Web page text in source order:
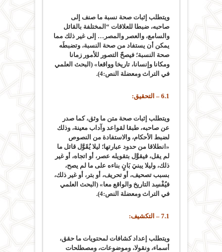
ويتطلب إثبات صحة نسبة ما صنف إلى
صاحبه، ضبطا للعلاقات “المختلفة بالقائل
والسامع، والعصر والمصر… إلى غير ذلك مما
يمكن أن يستفاد من صحة النسبة، وتضبطَه
صحة النسبة؛ فيصحّ التصور للأمور زمانا
ومكانا وإنسانا، تاريخا وواقعا» (البحث العلمي
في التراث ومعضلة النص:4).
6.1 – التحقيق:
ويتطلب إثبات صحة متن ما وثق، كما صدر
عن صاحبه، طبقا لقواعد وآداب معينة، وذلك
لضبط الأحكام، والاستفادة من النصوص
«انطلاقا من حدود عبارتها؛ ليلا يُقَوَّل قائل ما
لم يقل، فيقوَّل بتقويله عصر، أو اتجاه، أو غير
ذلك، وليلا يبنيَ بَانٍ بناءه على ما لم يصح،
بسبب تصحيف، أو تحريف، أو بتر، أو غير ذلك،
فيُفْسِد التاريخ والواقع معا» (البحث العلمي
في التراث ومعضلة النص:4).
7.1 – التكشيف:
ويتطلب إعداد كشافات لمحتويات ما حقق،
أسماء، ونقولا، وموضوعات، ومصطلحات